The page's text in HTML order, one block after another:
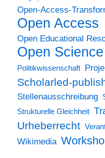
Open-Access-
Open Access
Open Educational
Open Science
Politikwissenschaft
Scholarled-
Stellenausschreibung
Strukturelle Gleichheit
Urheberrecht
Wikimedia